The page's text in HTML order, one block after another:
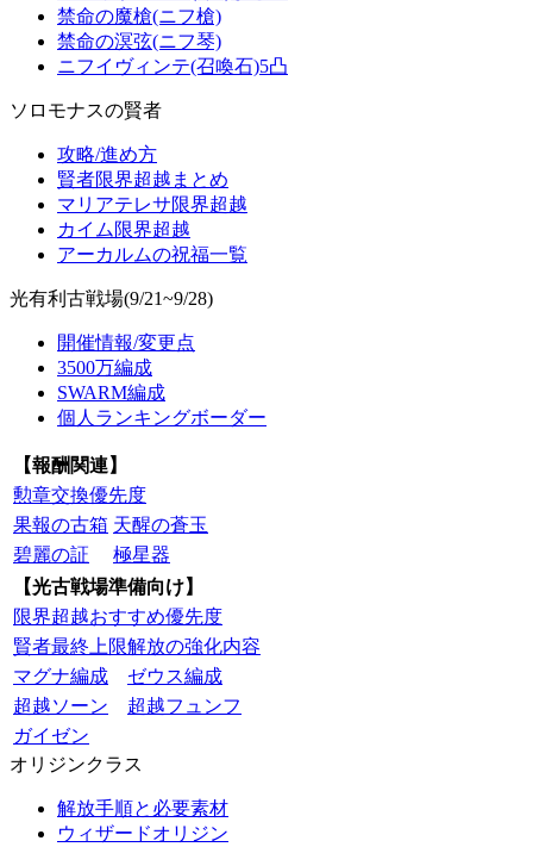
禁命の魔槍(ニフ槍)
禁命の溟弦(ニフ琴)
ニフイヴィンテ(召喚石)5凸
ソロモナスの賢者
攻略/進め方
賢者限界超越まとめ
マリアテレサ限界超越
カイム限界超越
アーカルムの祝福一覧
光有利古戦場(9/21~9/28)
開催情報/変更点
3500万編成
SWARM編成
個人ランキングボーダー
【報酬関連】
勲章交換優先度
果報の古箱 天醒の蒼玉
碧麗の証
極星器
【光古戦場準備向け】
限界超越おすすめ優先度
賢者最終上限解放の強化内容
マグナ編成
ゼウス編成
超越ソーン
超越フュンフ
ガイゼン
オリジンクラス
解放手順と必要素材
ウィザードオリジン